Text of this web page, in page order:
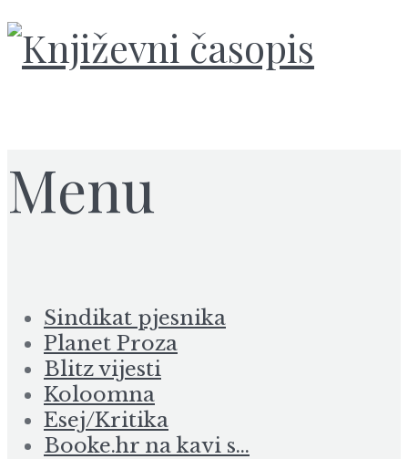
Menu
Sindikat pjesnika
Planet Proza
Blitz vijesti
Koloomna
Esej/Kritika
Booke.hr na kavi s…